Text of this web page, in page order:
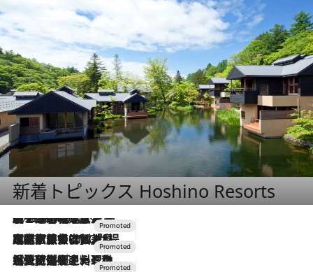
新着トピックス Hoshino Resorts
2026.8.7
【トンボの足水浴】ヒノキの香りに包まれて涼感マックス！約13℃の湧水かけ流しを避暑地「星野温泉 トンボの湯」で体験
2026.7.31
【ホテル帰省】という選択肢をOMOが提案。家族とほどよい距離を保つには「昼は実家、夜は気兼ねなくホテルで！」
2026.7.24
【夏限定ディナーコース】旬を迎える稚鮎や花ズッキーニなどをイタリア・トスカーナの郷土料理の手法で満喫！